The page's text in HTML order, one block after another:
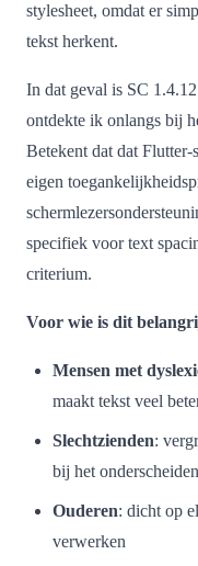
stylesheet, omdat er
tekst herkent.
In dat geval is SC
ontdekte ik onlangs bij
Betekent dat dat
eigen
specifiek voor text
criterium.
Voor wie is dit
Mensen met
maakt tekst veel
Slechtzienden:
bij het
Ouderen: dicht op
verwerken